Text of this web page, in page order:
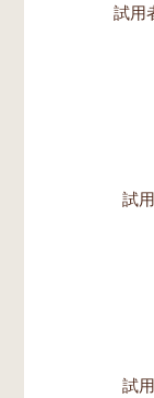
試用
試
試